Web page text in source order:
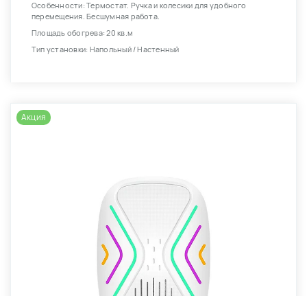
Особенности: Термостат. Ручка и колесики для удобного
перемещения. Бесшумная работа.
Площадь обогрева: 20 кв.м
Тип установки: Напольный / Настенный
Акция